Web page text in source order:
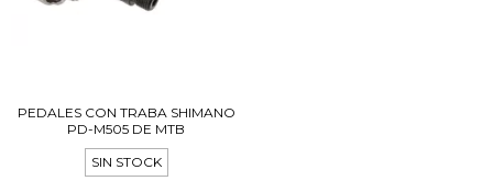
PEDALES CON TRABA SHIMANO
PD-M505 DE MTB
SIN STOCK